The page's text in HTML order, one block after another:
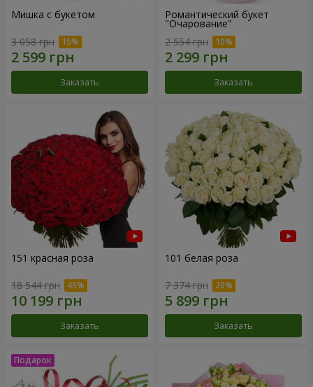
Мишка с букетом
3 058 грн
Заказать
Романтический букет
"Очарование"
2 554 грн
Заказать
151 красная роза
18 544 грн
Заказать
101 белая роза
7 374 грн
Заказать